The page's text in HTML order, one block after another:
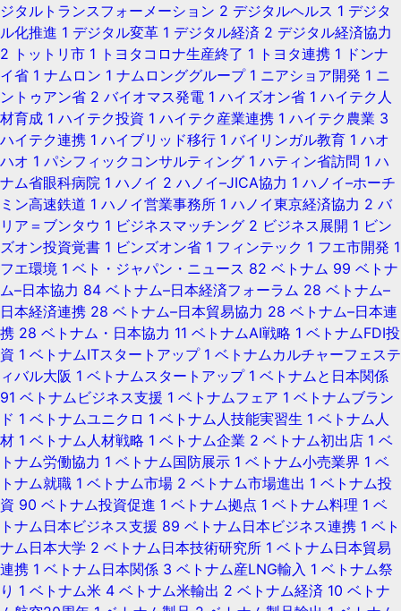
ジタルトランスフォーメーション 2 デジタルヘルス 1 デジタ
ル化推進 1 デジタル変革 1 デジタル経済 2 デジタル経済協力
2 トットリ市 1 トヨタコロナ生産終了 1 トヨタ連携 1 ドンナ
イ省 1 ナムロン 1 ナムロンググループ 1 ニアショア開発 1 ニ
ントゥアン省 2 バイオマス発電 1 ハイズオン省 1 ハイテク人
材育成 1 ハイテク投資 1 ハイテク産業連携 1 ハイテク農業 3
ハイテク連携 1 ハイブリッド移行 1 バイリンガル教育 1 ハオ
ハオ 1 パシフィックコンサルティング 1 ハティン省訪問 1 ハ
ナム省眼科病院 1 ハノイ 2 ハノイ–JICA協力 1 ハノイ–ホーチ
ミン高速鉄道 1 ハノイ営業事務所 1 ハノイ東京経済協力 2 バ
リア＝ブンタウ 1 ビジネスマッチング 2 ビジネス展開 1 ビン
ズオン投資覚書 1 ビンズオン省 1 フィンテック 1 フエ市開発 1
フエ環境 1 ベト・ジャパン・ニュース 82 ベトナム 99 ベトナ
ム–日本協力 84 ベトナム–日本経済フォーラム 28 ベトナム–
日本経済連携 28 ベトナム–日本貿易協力 28 ベトナム–日本連
携 28 ベトナム・日本協力 11 ベトナムAI戦略 1 ベトナムFDI投
資 1 ベトナムITスタートアップ 1 ベトナムカルチャーフェステ
ィバル大阪 1 ベトナムスタートアップ 1 ベトナムと日本関係
91 ベトナムビジネス支援 1 ベトナムフェア 1 ベトナムブラン
ド 1 ベトナムユニクロ 1 ベトナム人技能実習生 1 ベトナム人
材 1 ベトナム人材戦略 1 ベトナム企業 2 ベトナム初出店 1 ベ
トナム労働協力 1 ベトナム国防展示 1 ベトナム小売業界 1 ベ
トナム就職 1 ベトナム市場 2 ベトナム市場進出 1 ベトナム投
資 90 ベトナム投資促進 1 ベトナム拠点 1 ベトナム料理 1 ベ
トナム日本ビジネス支援 89 ベトナム日本ビジネス連携 1 ベト
ナム日本大学 2 ベトナム日本技術研究所 1 ベトナム日本貿易
連携 1 ベトナム日本関係 3 ベトナム産LNG輸入 1 ベトナム祭
り 1 ベトナム米 4 ベトナム米輸出 2 ベトナム経済 10 ベトナ